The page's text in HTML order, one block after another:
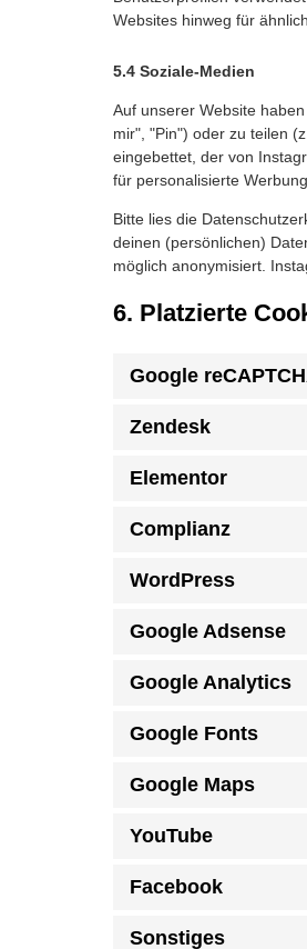
Websites hinweg für
5.4 Soziale-Medien
Auf unserer Website
mir", "Pin") oder zu teilen
eingebettet, der von
für personalisierte
Bitte lies die
deinen (persönlichen)
möglich anonymisiert.
6. Platzierte
Google
Zendesk
Elementor
Complianz
WordPress
Google Adsense
Google Analytics
Google Fonts
Google Maps
YouTube
Facebook
Sonstiges